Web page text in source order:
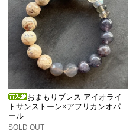
おまもりブレス アイオライ
トサンストーン×アフリカンオパ
ール
SOLD OUT